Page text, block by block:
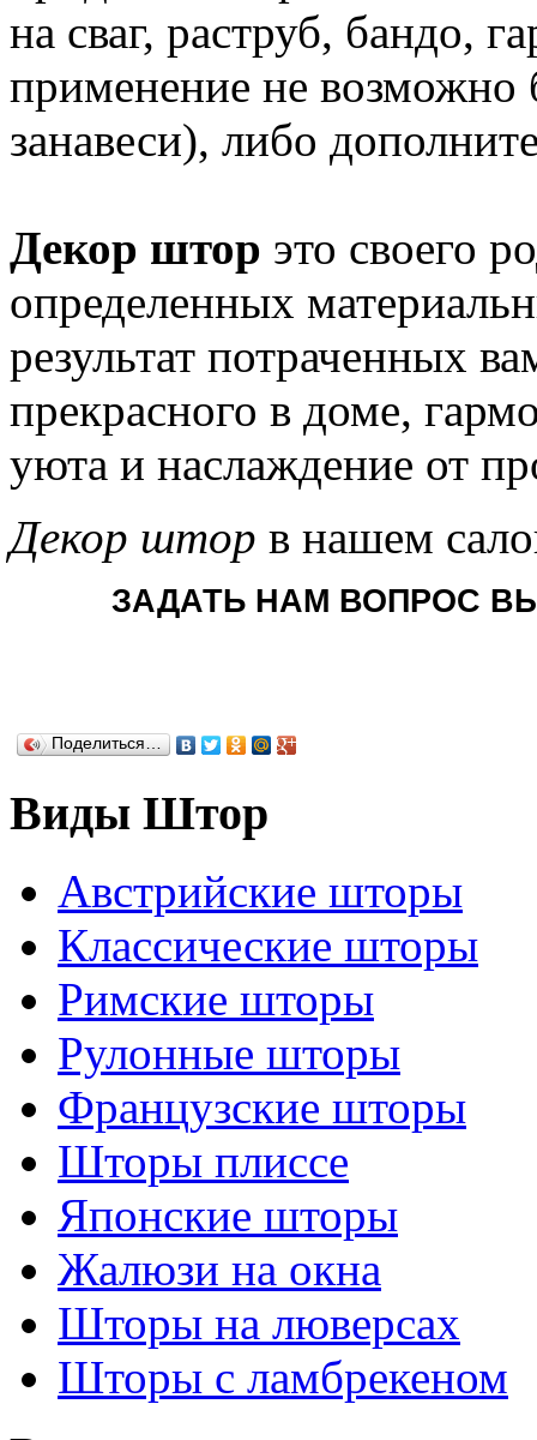
на сваг, раструб, бандо,
применение не возможно
занавеси), либо
Декор штор это своего
определенных
результат потраченных
прекрасного в доме,
уюта и наслаждение от
Декор штор в нашем
ЗАДАТЬ НАМ ВОПРОС
Поделиться…
Виды Штор
Австрийские шторы
Классические шторы
Римские шторы
Рулонные шторы
Французские шторы
Шторы плиссе
Японские шторы
Жалюзи на окна
Шторы на люверсах
Шторы с ламбрекеном